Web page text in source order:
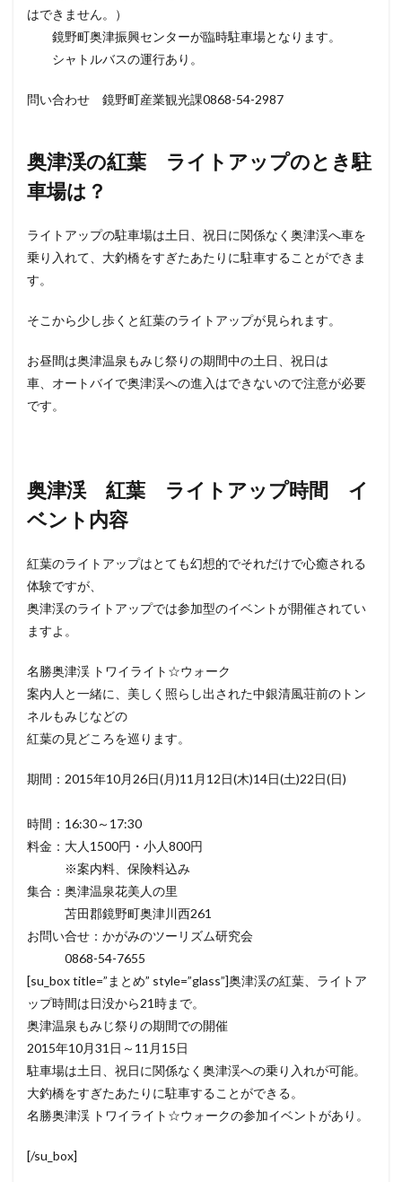
はできません。）
鏡野町奥津振興センターが臨時駐車場となります。
シャトルバスの運行あり。
問い合わせ 鏡野町産業観光課0868-54-2987
奥津渓の紅葉 ライトアップのとき駐
車場は？
ライトアップの駐車場は土日、祝日に関係なく奥津渓へ車を
乗り入れて、大釣橋をすぎたあたりに駐車することができま
す。
そこから少し歩くと紅葉のライトアップが見られます。
お昼間は奥津温泉もみじ祭りの期間中の土日、祝日は
車、オートバイで奥津渓への進入はできないので注意が必要
です。
奥津渓 紅葉 ライトアップ時間 イ
ベント内容
紅葉のライトアップはとても幻想的でそれだけで心癒される
体験ですが、
奥津渓のライトアップでは参加型のイベントが開催されてい
ますよ。
名勝奥津渓 トワイライト☆ウォーク
案内人と一緒に、美しく照らし出された中銀清風荘前のトン
ネルもみじなどの
紅葉の見どころを巡ります。
期間：2015年10月26日(月)11月12日(木)14日(土)22日(日)
時間：16:30～17:30
料金：大人1500円・小人800円
※案内料、保険料込み
集合：奥津温泉花美人の里
苫田郡鏡野町奥津川西261
お問い合せ：かがみのツーリズム研究会
0868-54-7655
[su_box title=”まとめ” style=”glass”]奥津渓の紅葉、ライトア
ップ時間は日没から21時まで。
奥津温泉もみじ祭りの期間での開催
2015年10月31日～11月15日
駐車場は土日、祝日に関係なく奥津渓への乗り入れが可能。
大釣橋をすぎたあたりに駐車することができる。
名勝奥津渓 トワイライト☆ウォークの参加イベントがあり。
[/su_box]